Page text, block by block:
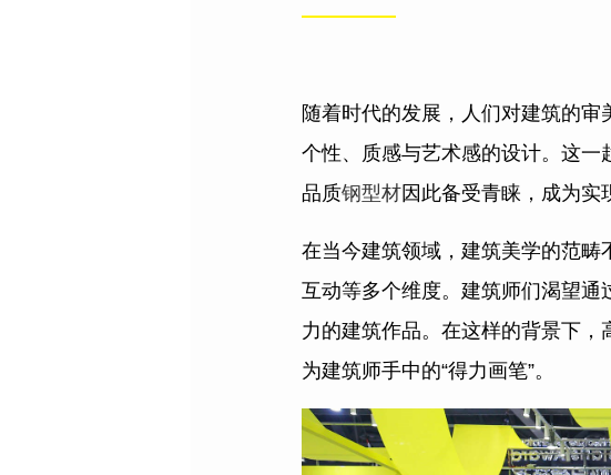
随着时代的发展，人们对建筑的
个性、质感与艺术感的设计。这
品质钢型材因此备受青睐，成为实
在当今建筑领域，建筑美学的范
互动等多个维度。建筑师们渴望
力的建筑作品。在这样的背景下，
为建筑师手中的“得力画笔”。